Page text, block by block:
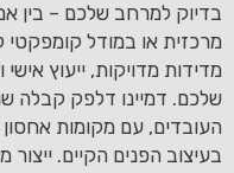
בדיוק למרחב שלכם – בין
מרכזית או במודל
מדידות מדויקות, ייעוץ
שלכם. דמיינו דלפק קבלה
העובדים, עם מקומות
בעיצוב הפנים הקיים.